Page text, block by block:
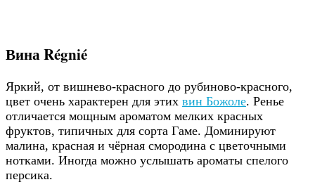
Вина Régnié
Яркий, от вишнево-красного до рубиново-красного,
цвет очень характерен для этих вин Божоле. Ренье
отличается мощным ароматом мелких красных
фруктов, типичных для сорта Гаме. Доминируют
малина, красная и чёрная смородина с цветочными
нотками. Иногда можно услышать ароматы спелого
персика.